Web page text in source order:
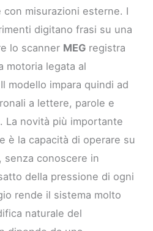
con misurazioni esterne. I
digitano frasi su una
lo scanner MEG registra
motoria legata al
modello impara quindi ad
a lettere, parole e
La novità più importante
è la capacità di operare su
senza conoscere in
della pressione di ogni
rende il sistema molto
naturale del